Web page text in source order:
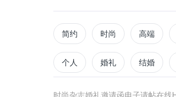
简约 时尚 高端
个人 婚礼 结婚
情侣 夫妻 杂志风